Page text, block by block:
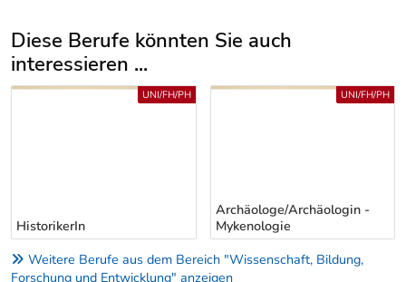
Diese Berufe könnten Sie auch
interessieren ...
Uber weitere Berufsvorschläge
HistorikerIn
UNI/FH/PH
Archäologe/Archäologin -
Mykenologie
UNI/FH/PH
Weitere Berufe aus dem Bereich "Wissenschaft, Bildung,
Forschung und Entwicklung" anzeigen